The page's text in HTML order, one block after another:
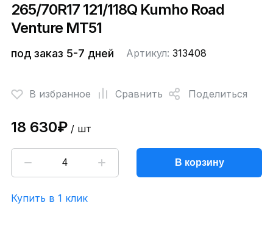
265/70R17 121/118Q Kumho Road
Venture MT51
под заказ 5-7 дней Артикул: 313408
В избранное Сравнить Поделиться
18 630₽/ шт
В корзину
Купить в 1 клик